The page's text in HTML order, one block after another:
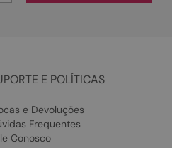
E POLÍTICAS
e Devoluções
Frequentes
Conosco